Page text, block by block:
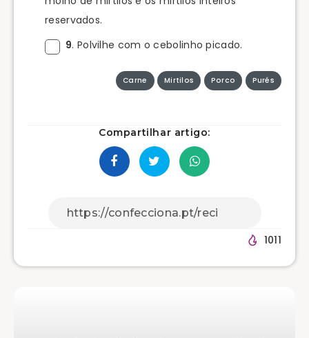
reservados.
9. Polvilhe com o cebolinho picado.
Carne Mirtilos Porco Purés
Compartilhar artigo:
1011